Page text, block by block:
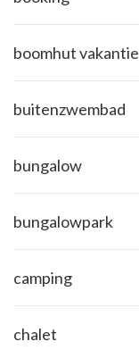
boomhut vakantie
buitenzwembad
bungalow
bungalowpark
camping
chalet